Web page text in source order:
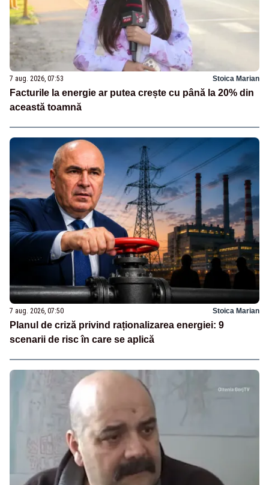
7 aug. 2026, 07:53 Stoica Marian
Facturile la energie ar putea crește cu până la 20% din
această toamnă
7 aug. 2026, 07:50 Stoica Marian
Planul de criză privind raționalizarea energiei: 9
scenarii de risc în care se aplică